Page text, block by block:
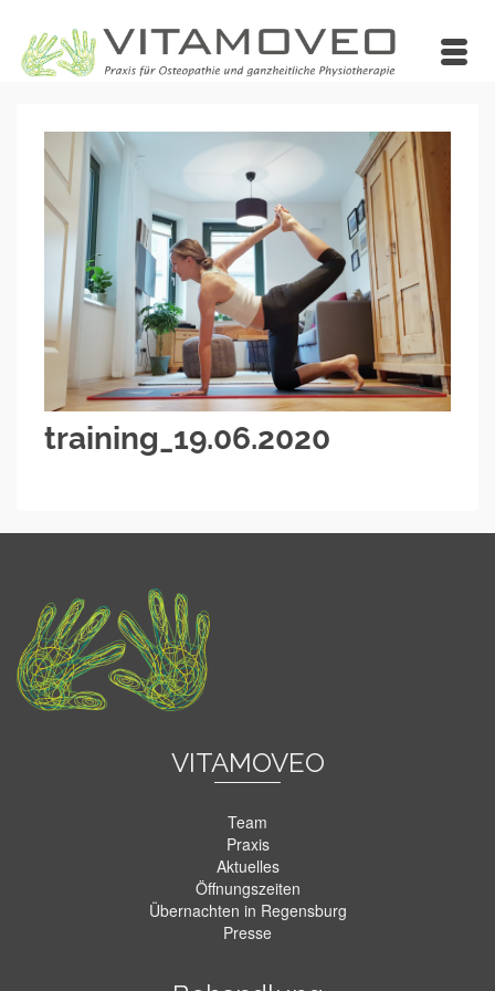
training_19.06.2020
VITAMOVEO
Team
Praxis
Aktuelles
Öffnungszeiten
Übernachten in Regensburg
Presse